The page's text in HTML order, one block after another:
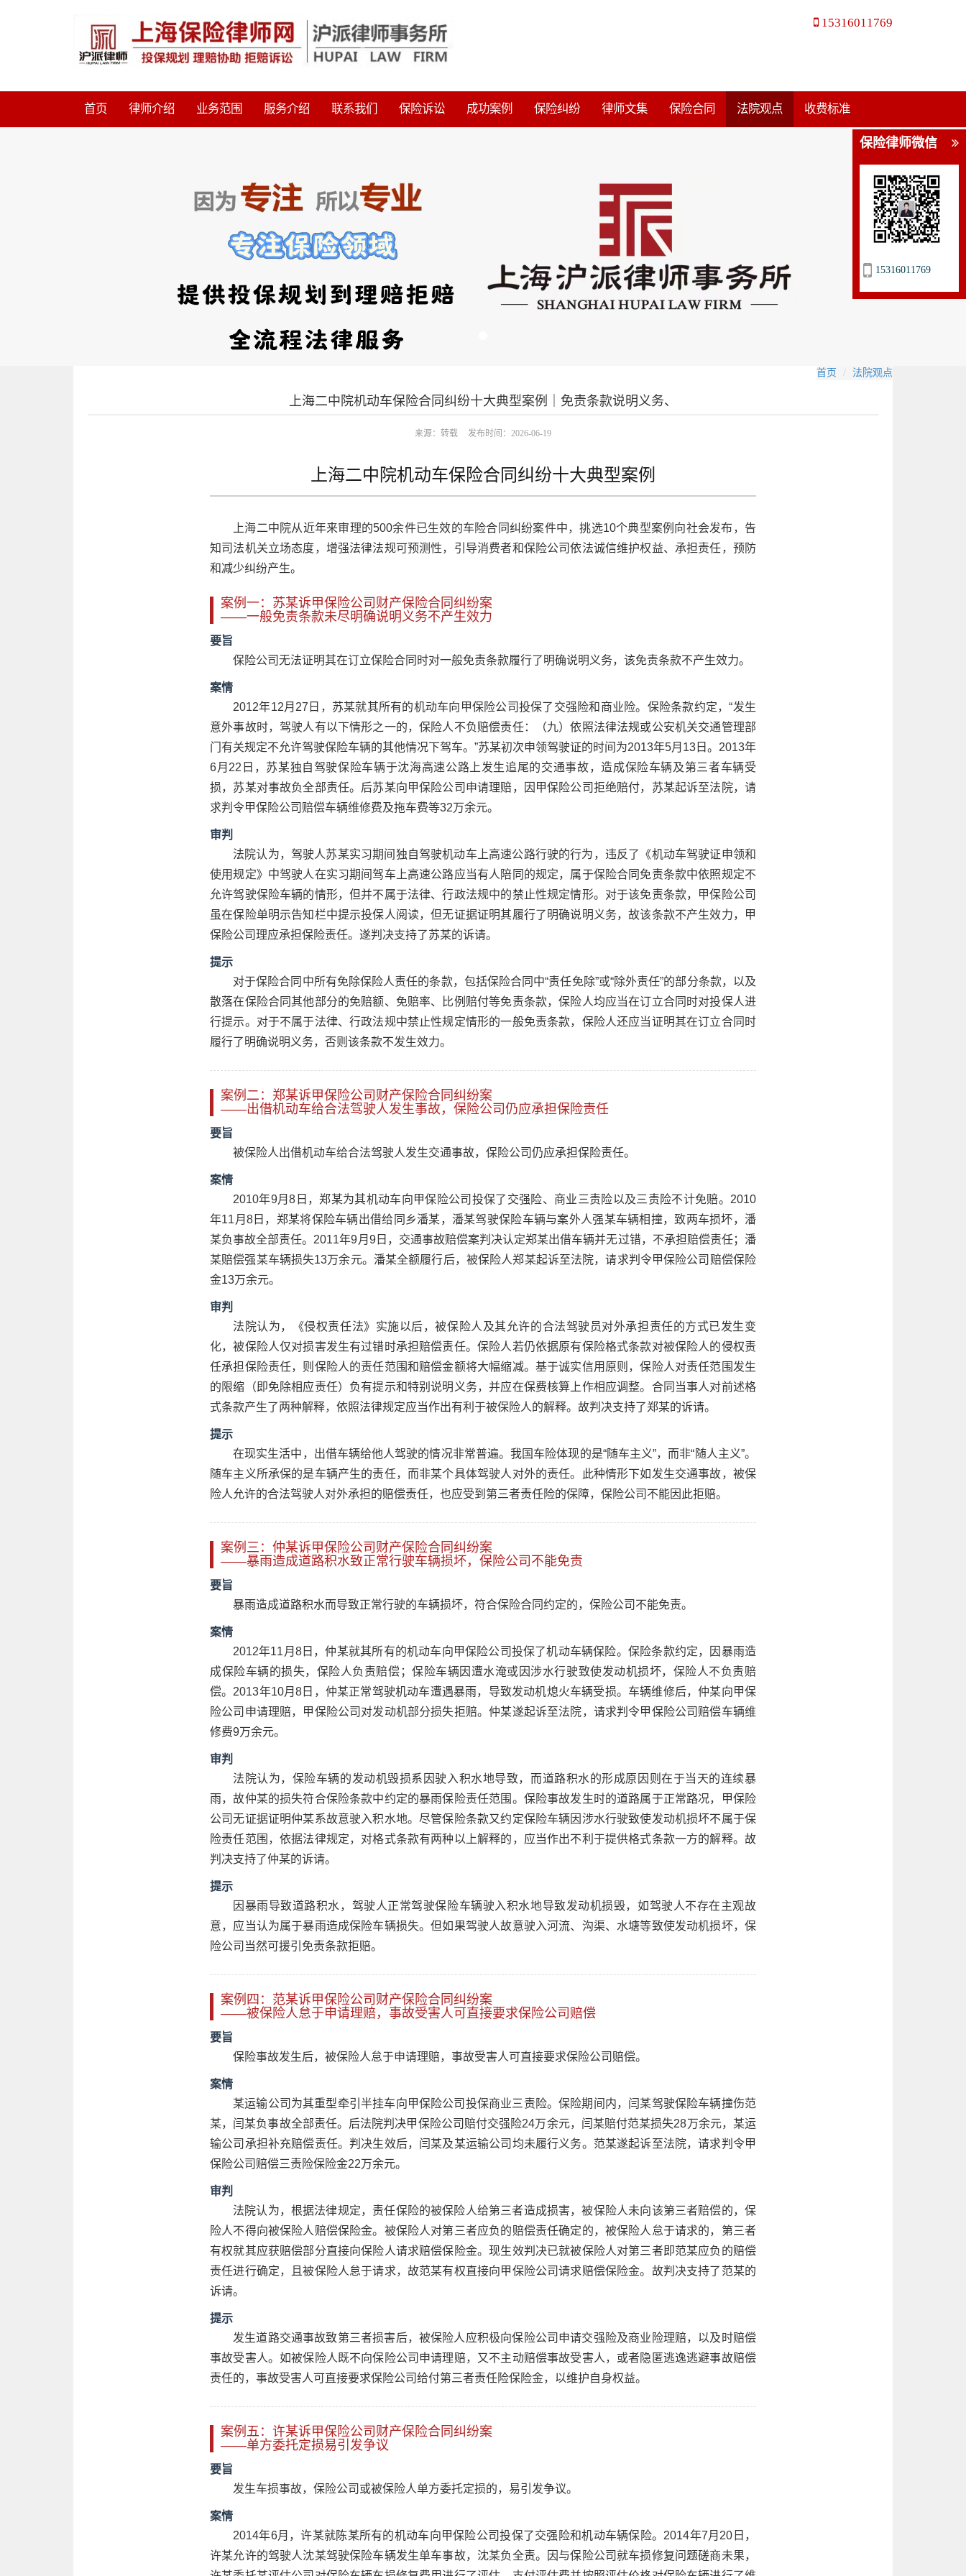
15316011769
首页 律师介绍 业务范围 服务介绍 联系我们 保险诉讼 成功案例 保险纠纷 律师文集 保险合同 法院观点 收费标准
首页 法院观点
上海二中院机动车保险合同纠纷十大典型案例｜免责条款说明义务、
来源：转载 发布时间：2026-06-19
上海二中院机动车保险合同纠纷十大典型案例
上海二中院从近年来审理的500余件已生效的车险合同纠纷案件中，挑选10个典型案例向社会发布，告
知司法机关立场态度，增强法律法规可预测性，引导消费者和保险公司依法诚信维护权益、承担责任，预防
和减少纠纷产生。
案例一：苏某诉甲保险公司财产保险合同纠纷案
——一般免责条款未尽明确说明义务不产生效力
要旨
保险公司无法证明其在订立保险合同时对一般免责条款履行了明确说明义务，该免责条款不产生效力。
案情
2012年12月27日，苏某就其所有的机动车向甲保险公司投保了交强险和商业险。保险条款约定，“发生
意外事故时，驾驶人有以下情形之一的，保险人不负赔偿责任：（九）依照法律法规或公安机关交通管理部
门有关规定不允许驾驶保险车辆的其他情况下驾车。”苏某初次申领驾驶证的时间为2013年5月13日。2013年
6月22日，苏某独自驾驶保险车辆于沈海高速公路上发生追尾的交通事故，造成保险车辆及第三者车辆受
损，苏某对事故负全部责任。后苏某向甲保险公司申请理赔，因甲保险公司拒绝赔付，苏某起诉至法院，请
求判令甲保险公司赔偿车辆维修费及拖车费等32万余元。
审判
法院认为，驾驶人苏某实习期间独自驾驶机动车上高速公路行驶的行为，违反了《机动车驾驶证申领和
使用规定》中驾驶人在实习期间驾车上高速公路应当有人陪同的规定，属于保险合同免责条款中依照规定不
允许驾驶保险车辆的情形，但并不属于法律、行政法规中的禁止性规定情形。对于该免责条款，甲保险公司
虽在保险单明示告知栏中提示投保人阅读，但无证据证明其履行了明确说明义务，故该条款不产生效力，甲
保险公司理应承担保险责任。遂判决支持了苏某的诉请。
提示
对于保险合同中所有免除保险人责任的条款，包括保险合同中“责任免除”或“除外责任”的部分条款，以及
散落在保险合同其他部分的免赔额、免赔率、比例赔付等免责条款，保险人均应当在订立合同时对投保人进
行提示。对于不属于法律、行政法规中禁止性规定情形的一般免责条款，保险人还应当证明其在订立合同时
履行了明确说明义务，否则该条款不发生效力。
案例二：郑某诉甲保险公司财产保险合同纠纷案
——出借机动车给合法驾驶人发生事故，保险公司仍应承担保险责任
要旨
被保险人出借机动车给合法驾驶人发生交通事故，保险公司仍应承担保险责任。
案情
2010年9月8日，郑某为其机动车向甲保险公司投保了交强险、商业三责险以及三责险不计免赔。2010
年11月8日，郑某将保险车辆出借给同乡潘某，潘某驾驶保险车辆与案外人强某车辆相撞，致两车损坏，潘
某负事故全部责任。2011年9月9日，交通事故赔偿案判决认定郑某出借车辆并无过错，不承担赔偿责任；潘
某赔偿强某车辆损失13万余元。潘某全额履行后，被保险人郑某起诉至法院，请求判令甲保险公司赔偿保险
金13万余元。
审判
法院认为，《侵权责任法》实施以后，被保险人及其允许的合法驾驶员对外承担责任的方式已发生变
化，被保险人仅对损害发生有过错时承担赔偿责任。保险人若仍依据原有保险格式条款对被保险人的侵权责
任承担保险责任，则保险人的责任范围和赔偿金额将大幅缩减。基于诚实信用原则，保险人对责任范围发生
的限缩（即免除相应责任）负有提示和特别说明义务，并应在保费核算上作相应调整。合同当事人对前述格
式条款产生了两种解释，依照法律规定应当作出有利于被保险人的解释。故判决支持了郑某的诉请。
提示
在现实生活中，出借车辆给他人驾驶的情况非常普遍。我国车险体现的是“随车主义”，而非“随人主义”。
随车主义所承保的是车辆产生的责任，而非某个具体驾驶人对外的责任。此种情形下如发生交通事故，被保
险人允许的合法驾驶人对外承担的赔偿责任，也应受到第三者责任险的保障，保险公司不能因此拒赔。
案例三：仲某诉甲保险公司财产保险合同纠纷案
——暴雨造成道路积水致正常行驶车辆损坏，保险公司不能免责
要旨
暴雨造成道路积水而导致正常行驶的车辆损坏，符合保险合同约定的，保险公司不能免责。
案情
2012年11月8日，仲某就其所有的机动车向甲保险公司投保了机动车辆保险。保险条款约定，因暴雨造
成保险车辆的损失，保险人负责赔偿；保险车辆因遭水淹或因涉水行驶致使发动机损坏，保险人不负责赔
偿。2013年10月8日，仲某正常驾驶机动车遭遇暴雨，导致发动机熄火车辆受损。车辆维修后，仲某向甲保
险公司申请理赔，甲保险公司对发动机部分损失拒赔。仲某遂起诉至法院，请求判令甲保险公司赔偿车辆维
修费9万余元。
审判
法院认为，保险车辆的发动机毁损系因驶入积水地导致，而道路积水的形成原因则在于当天的连续暴
雨，故仲某的损失符合保险条款中约定的暴雨保险责任范围。保险事故发生时的道路属于正常路况，甲保险
公司无证据证明仲某系故意驶入积水地。尽管保险条款又约定保险车辆因涉水行驶致使发动机损坏不属于保
险责任范围，依据法律规定，对格式条款有两种以上解释的，应当作出不利于提供格式条款一方的解释。故
判决支持了仲某的诉请。
提示
因暴雨导致道路积水，驾驶人正常驾驶保险车辆驶入积水地导致发动机损毁，如驾驶人不存在主观故
意，应当认为属于暴雨造成保险车辆损失。但如果驾驶人故意驶入河流、沟渠、水塘等致使发动机损坏，保
险公司当然可援引免责条款拒赔。
案例四：范某诉甲保险公司财产保险合同纠纷案
——被保险人怠于申请理赔，事故受害人可直接要求保险公司赔偿
要旨
保险事故发生后，被保险人怠于申请理赔，事故受害人可直接要求保险公司赔偿。
案情
某运输公司为其重型牵引半挂车向甲保险公司投保商业三责险。保险期间内，闫某驾驶保险车辆撞伤范
某，闫某负事故全部责任。后法院判决甲保险公司赔付交强险24万余元，闫某赔付范某损失28万余元，某运
输公司承担补充赔偿责任。判决生效后，闫某及某运输公司均未履行义务。范某遂起诉至法院，请求判令甲
保险公司赔偿三责险保险金22万余元。
审判
法院认为，根据法律规定，责任保险的被保险人给第三者造成损害，被保险人未向该第三者赔偿的，保
险人不得向被保险人赔偿保险金。被保险人对第三者应负的赔偿责任确定的，被保险人怠于请求的，第三者
有权就其应获赔偿部分直接向保险人请求赔偿保险金。现生效判决已就被保险人对第三者即范某应负的赔偿
责任进行确定，且被保险人怠于请求，故范某有权直接向甲保险公司请求赔偿保险金。故判决支持了范某的
诉请。
提示
发生道路交通事故致第三者损害后，被保险人应积极向保险公司申请交强险及商业险理赔，以及时赔偿
事故受害人。如被保险人既不向保险公司申请理赔，又不主动赔偿事故受害人，或者隐匿逃逸逃避事故赔偿
责任的，事故受害人可直接要求保险公司给付第三者责任险保险金，以维护自身权益。
案例五：许某诉甲保险公司财产保险合同纠纷案
——单方委托定损易引发争议
要旨
发生车损事故，保险公司或被保险人单方委托定损的，易引发争议。
案情
2014年6月，许某就陈某所有的机动车向甲保险公司投保了交强险和机动车辆保险。2014年7月20日，
许某允许的驾驶人沈某驾驶保险车辆发生单车事故，沈某负全责。因与保险公司就车损修复问题磋商未果，
保险律师微信
15316011769